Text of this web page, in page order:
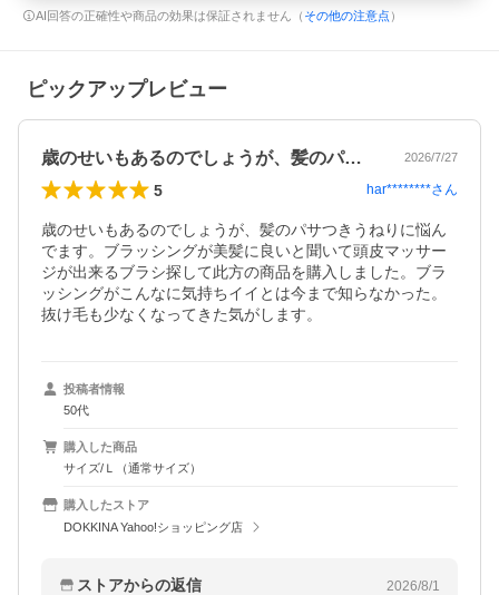
AI回答の正確性や商品の効果は保証されません（ その他の注意点 ）
ピックアップレビュー
歳のせいもあるのでしょうが、髪のパサつ… 2026/7/27
5 har********さん
歳のせいもあるのでしょうが、髪のパサつきうねりに悩ん
でます。ブラッシングが美髪に良いと聞いて頭皮マッサー
ジが出来るブラシ探して此方の商品を購入しました。ブラ
ッシングがこんなに気持ちイイとは今まで知らなかった。
抜け毛も少なくなってきた気がします。
投稿者情報
50代
購入した商品
サイズ/Ｌ（通常サイズ）
購入したストア
DOKKINA Yahoo!ショッピング店
ストアからの返信 2026/8/1